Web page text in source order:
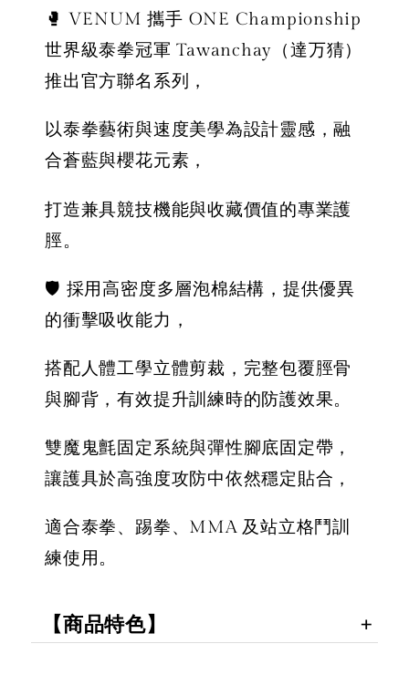
🥊 VENUM 攜手 ONE Championship
世界級泰拳冠軍 Tawanchay（達万猜）
推出官方聯名系列，
以泰拳藝術與速度美學為設計靈感，融
合蒼藍與櫻花元素，
打造兼具競技機能與收藏價值的專業護
脛。
🛡️ 採用高密度多層泡棉結構，提供優異
的衝擊吸收能力，
搭配人體工學立體剪裁，完整包覆脛骨
與腳背，有效提升訓練時的防護效果。
雙魔鬼氈固定系統與彈性腳底固定帶，
讓護具於高強度攻防中依然穩定貼合，
適合泰拳、踢拳、MMA 及站立格鬥訓
練使用。
【商品特色】